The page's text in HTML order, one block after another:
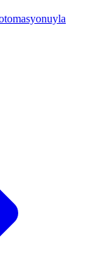
otomasyonuyla